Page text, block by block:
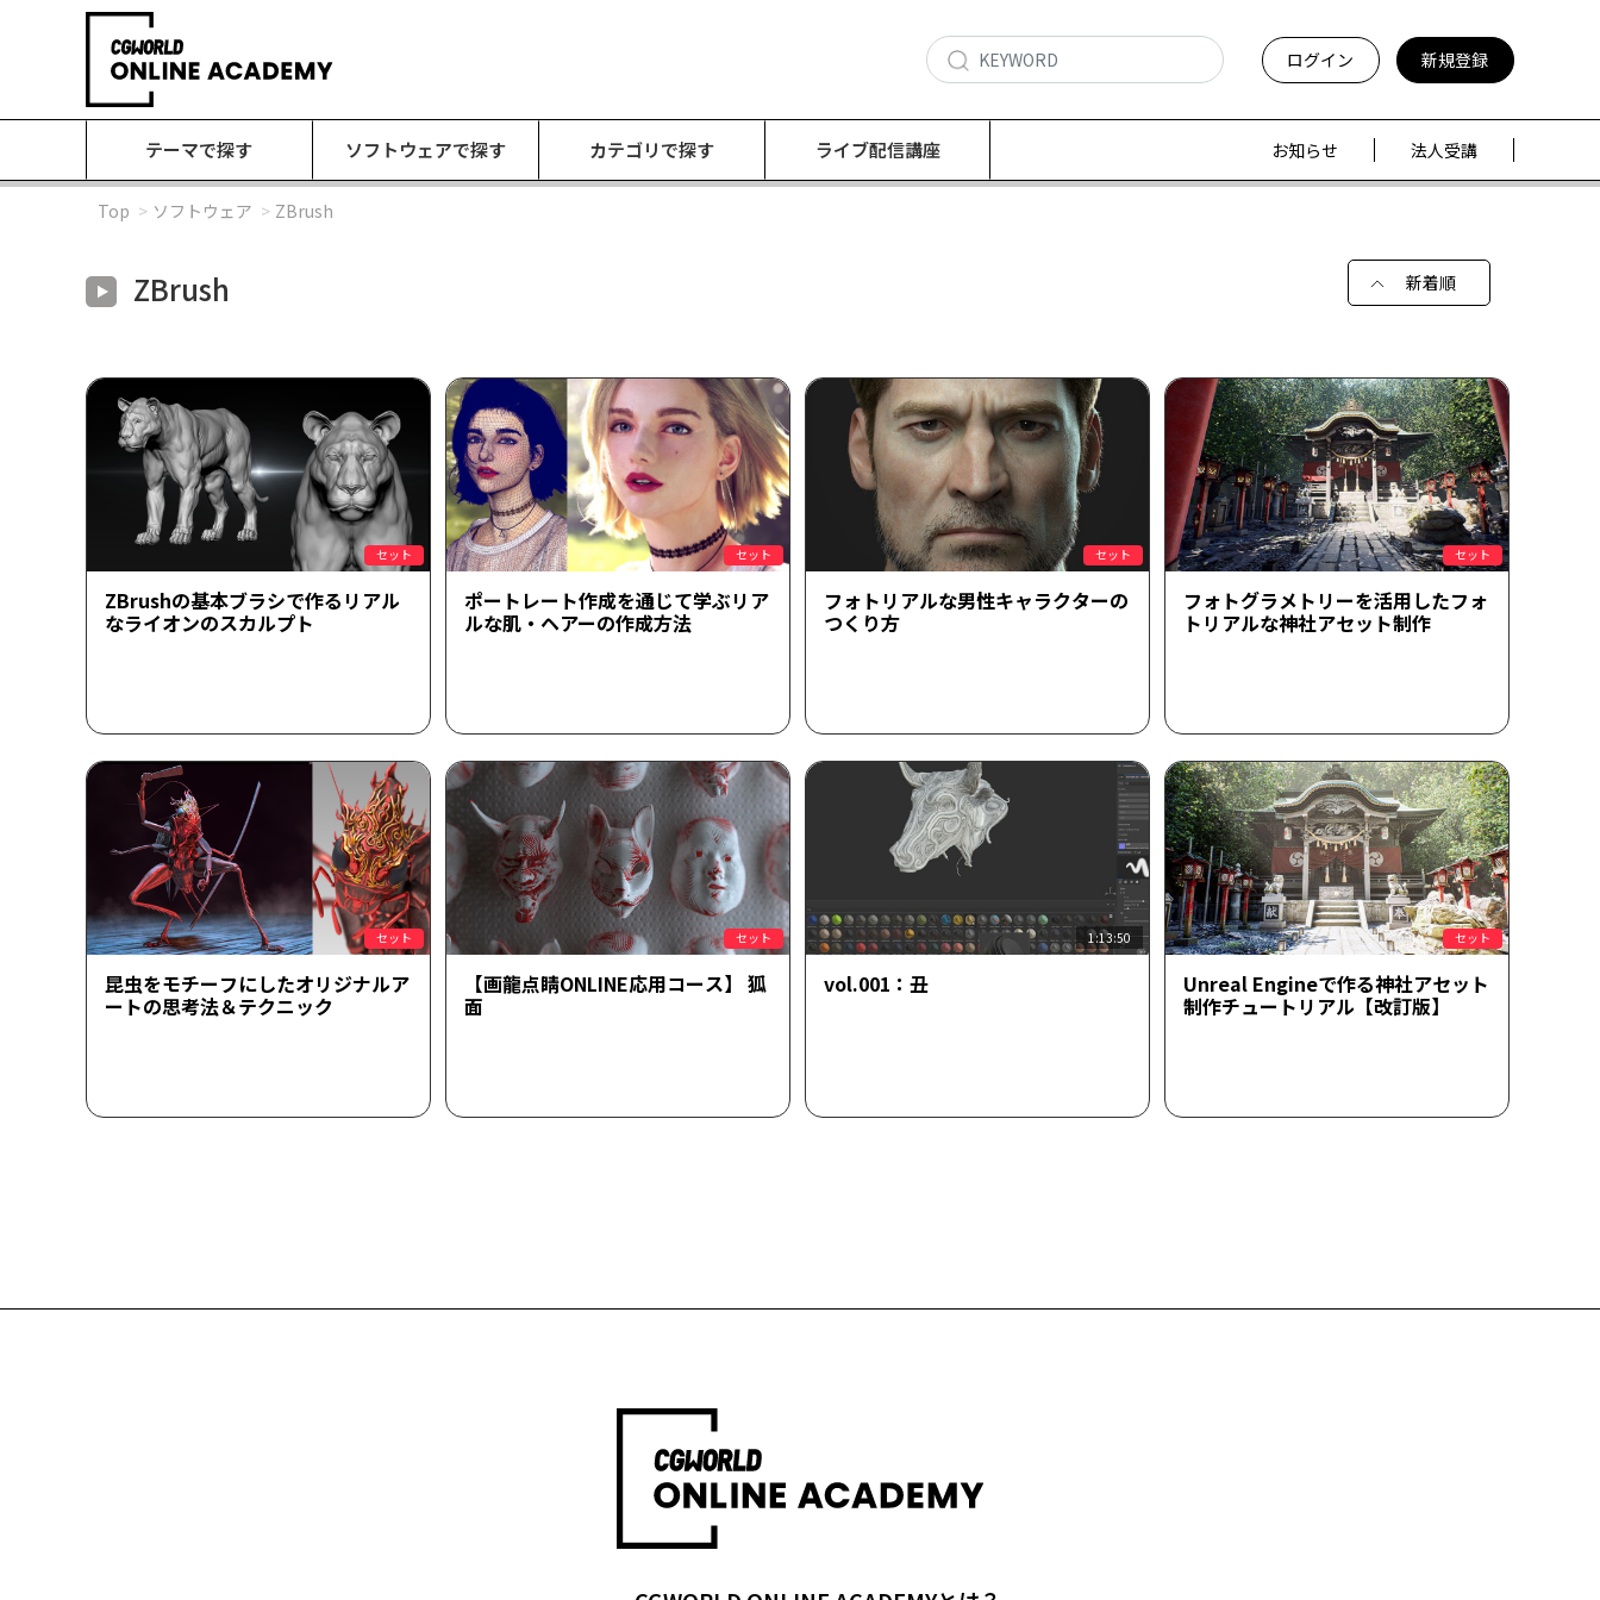
ログイン 新規登録
テーマで探す ソフトウェアで探す カテゴリで探す ライブ配信講座 お知らせ 法人受講
Top ソフトウェア ZBrush
ZBrush 新着順
セット
ZBrushの基本ブラシで作るリアル
なライオンのスカルプト
セット
ポートレート作成を通じて学ぶリア
ルな肌・ヘアーの作成方法
セット
フォトリアルな男性キャラクターの
つくり方
セット
フォトグラメトリーを活用したフォ
トリアルな神社アセット制作
セット
昆虫をモチーフにしたオリジナルア
ートの思考法＆テクニック
セット
【画龍点睛ONLINE応用コース】 狐
面
1:13:50
vol.001：丑
セット
Unreal Engineで作る神社アセット
制作チュートリアル【改訂版】